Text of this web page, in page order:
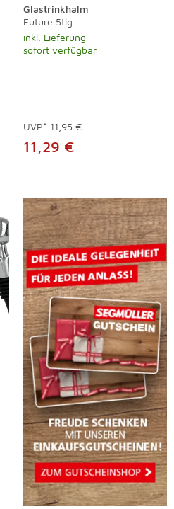
Glastrinkhalm
Future 5tlg.
inkl. Lieferung
sofort verfügbar
UVP* 11,95 €
11,29 €